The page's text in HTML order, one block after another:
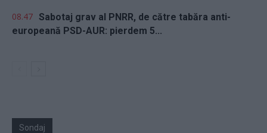
08.47 Sabotaj grav al PNRR, de către tabăra anti-
europeană PSD-AUR: pierdem 5...
Sondaj